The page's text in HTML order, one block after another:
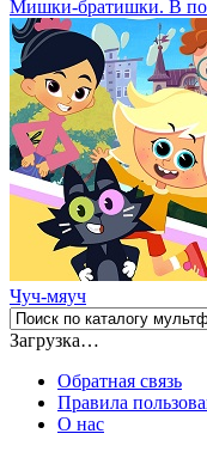
Мишки-братишки. В
Чуч-мяуч
Загрузка…
Обратная связь
Правила
О нас